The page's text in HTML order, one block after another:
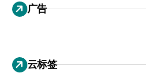
广告
云标签